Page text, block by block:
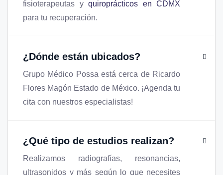
fisioterapeutas y quiroprácticos en CDMX
para tu recuperación.
¿Dónde están ubicados?
Grupo Médico Possa está cerca de Ricardo
Flores Magón Estado de México. ¡Agenda tu
cita con nuestros especialistas!
¿Qué tipo de estudios realizan?
Realizamos radiografías, resonancias,
ultrasonidos y más según lo que necesites